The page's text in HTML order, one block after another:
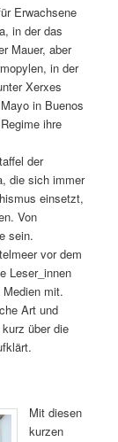
Erwachsene
in der das
Mauer, aber
in der
Xerxes
in Buenos
ihre
der
die sich immer
einsetzt,
Von
sein.
vor dem
Leser_innen
mit.
Art und
über die
Mit diesen
kurzen